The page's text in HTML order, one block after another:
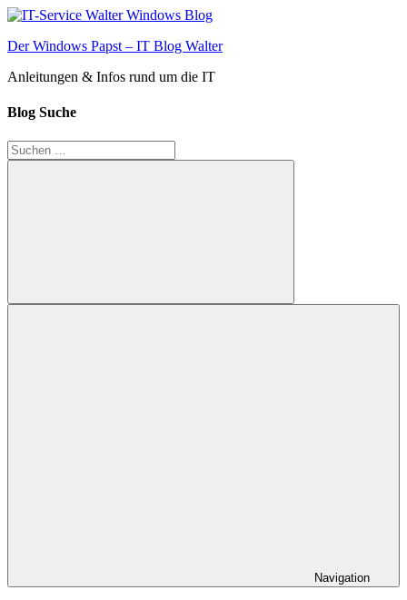
Zum
springen
Der Windows Papst – IT Blog Walter
Anleitungen & Infos rund um die IT
Blog Suche
Suchen
nach:
Suchen
Navigation